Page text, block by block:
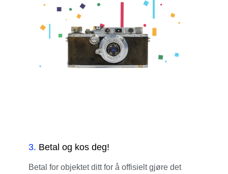
3. Betal og kos deg!
Betal for objektet ditt for å offisielt gjøre det